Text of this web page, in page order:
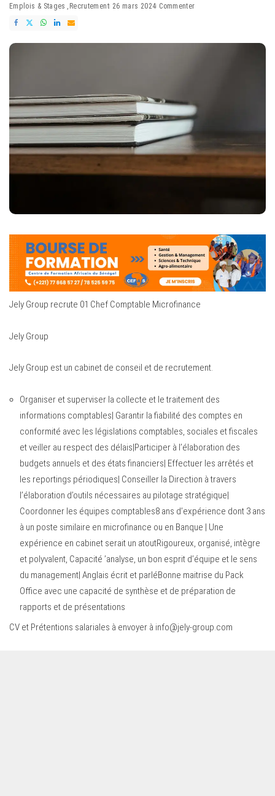
Emplois & Stages Recrutement 26 mars 2024 Commenter
Jely Group recrute 01 Chef Comptable Microfinance
Jely Group
Jely Group est un cabinet de conseil et de recrutement.
Organiser et superviser la collecte et le traitement des
informations comptables| Garantir la fiabilité des comptes en
conformité avec les législations comptables, sociales et fiscales
et veiller au respect des délais|Participer à l’élaboration des
budgets annuels et des états financiers| Effectuer les arrêtés et
les reportings périodiques| Conseiller la Direction à travers
l’élaboration d’outils nécessaires au pilotage stratégique|
Coordonner les équipes comptables8 ans d’expérience dont 3 ans
à un poste similaire en microfinance ou en Banque | Une
expérience en cabinet serait un atoutRigoureux, organisé, intègre
et polyvalent, Capacité ’analyse, un bon esprit d’équipe et le sens
du management| Anglais écrit et parléBonne maitrise du Pack
Office avec une capacité de synthèse et de préparation de
rapports et de présentations
CV et Prétentions salariales à envoyer à info@jely-group.com